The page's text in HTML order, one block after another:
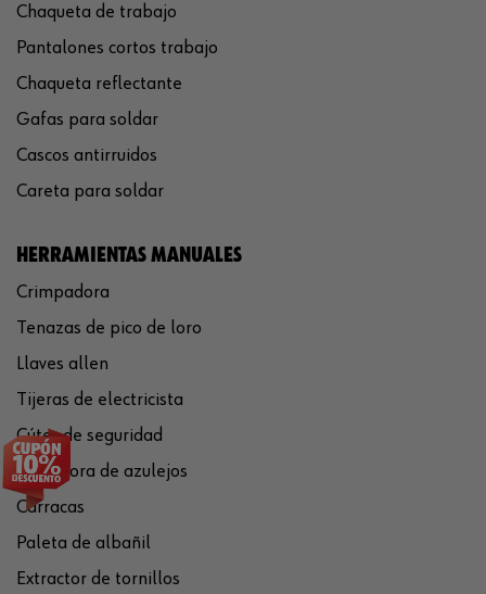
Chaqueta de trabajo
Pantalones cortos trabajo
Chaqueta reflectante
Gafas para soldar
Cascos antirruidos
Careta para soldar
HERRAMIENTAS MANUALES
Crimpadora
Tenazas de pico de loro
Llaves allen
Tijeras de electricista
Cúter de seguridad
Cortadora de azulejos
Carracas
Paleta de albañil
Extractor de tornillos